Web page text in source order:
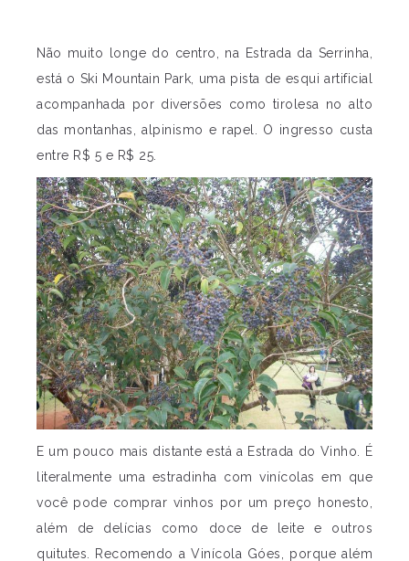
Não muito longe do centro, na Estrada da Serrinha,
está o Ski Mountain Park, uma pista de esqui artificial
acompanhada por diversões como tirolesa no alto
das montanhas, alpinismo e rapel. O ingresso custa
entre R$ 5 e R$ 25.
E um pouco mais distante está a Estrada do Vinho. É
literalmente uma estradinha com vinícolas em que
você pode comprar vinhos por um preço honesto,
além de delícias como doce de leite e outros
quitutes. Recomendo a Vinícola Góes, porque além